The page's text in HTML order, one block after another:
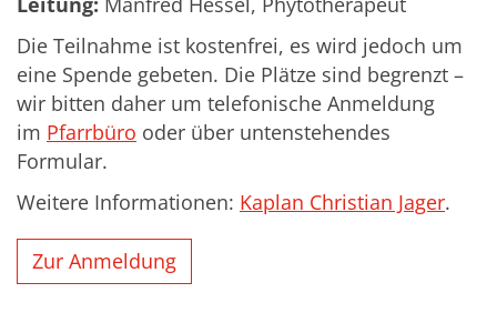
Die Teilnahme ist kostenfrei, es wird jedoch um
eine Spende gebeten. Die Plätze sind begrenzt –
wir bitten daher um telefonische Anmeldung
im Pfarrbüro oder über untenstehendes
Formular.
Weitere Informationen: Kaplan Christian Jager.
Zur Anmeldung